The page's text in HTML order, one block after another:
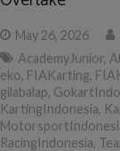
May 26, 2026
AcademyJunior,
eko, FIAKarting,
gilabalap,
KartingIndonesia,
RacingIndonesia,